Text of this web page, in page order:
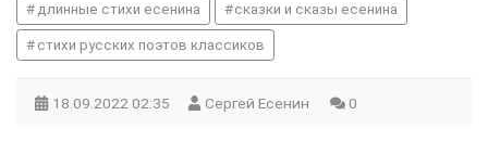
длинные стихи есенина сказки и сказы есенина
стихи русских поэтов классиков
18.09.2022 02:35 Сергей Есенин 0